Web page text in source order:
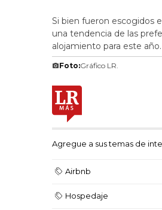
Si bien fueron escogidos
una tendencia de las
alojamiento para este año.
Foto:Gráfico LR.
Agregue a sus temas de
Airbnb
Hospedaje